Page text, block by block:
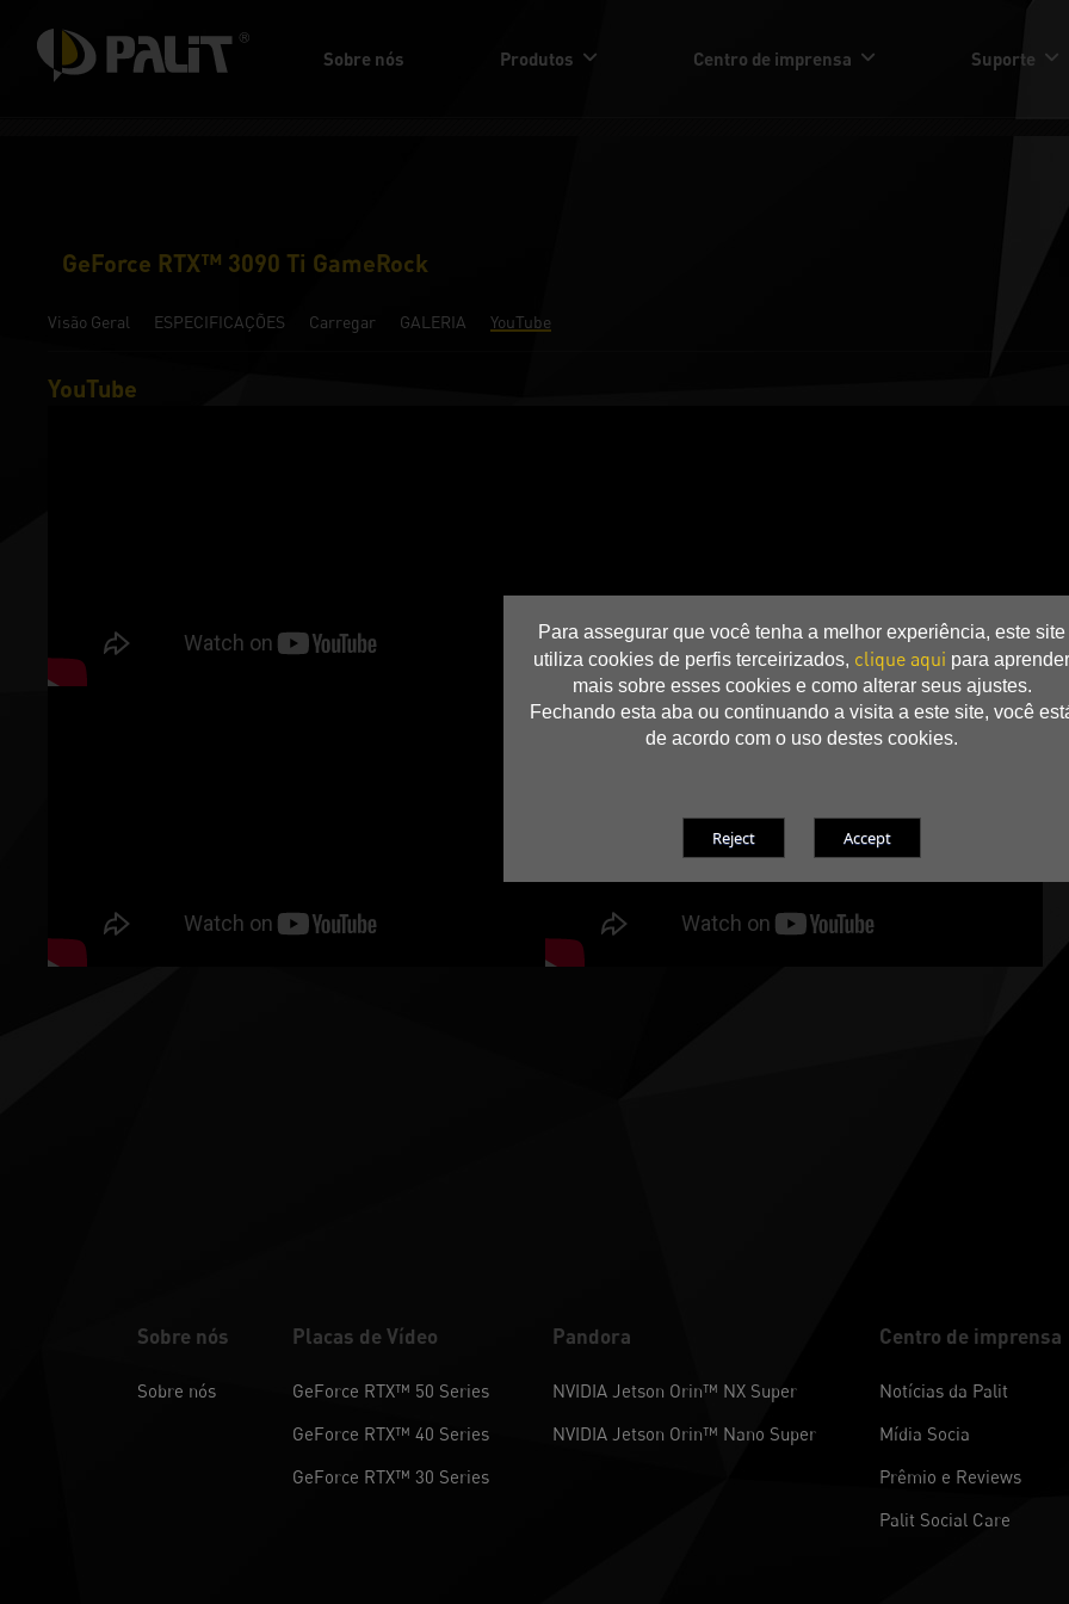
Para assegurar que você tenha a melhor experiência, este site
utiliza cookies de perfis terceirizados, clique aqui para aprender
mais sobre esses cookies e como alterar seus ajustes.
Fechando esta aba ou continuando a visita a este site, você
de acordo com o uso destes cookies.
Sobre nós Produtos Centro de imprensa Suporte
GeForce RTX™ 3090 Ti GameRock
Visão Geral ESPECIFICAÇÕES Carregar GALERIA YouTube
YouTube
Sobre nós
Sobre nós
Placas de Vídeo
GeForce RTX™ 50 Series
GeForce RTX™ 40 Series
GeForce RTX™ 30 Series
Pandora
NVIDIA Jetson Orin™ NX Super
NVIDIA Jetson Orin™ Nano Super
Centro de imprensa
Notícias da Palit
Mídia Socia
Prêmio e Reviews
Palit Social Care